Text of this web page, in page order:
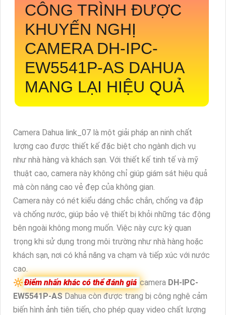
CÔNG TRÌNH ĐƯỢC
KHUYẾN NGHỊ
CAMERA DH-IPC-
EW5541P-AS DAHUA
MANG LẠI HIỆU QUẢ
Camera Dahua link_07 là một giải pháp an ninh chất
lượng cao được thiết kế đặc biệt cho ngành dịch vụ
như nhà hàng và khách sạn. Với thiết kế tinh tế và mỹ
thuật cao, camera này không chỉ giúp giám sát hiệu quả
mà còn nâng cao vẻ đẹp của không gian.
Camera này có nét kiểu dáng chắc chắn, chống va đập
và chống nước, giúp bảo vệ thiết bị khỏi những tác động
bên ngoài không mong muốn. Việc này cực kỳ quan
trọng khi sử dụng trong môi trường như nhà hàng hoặc
khách sạn, nơi có khả năng va chạm và tiếp xúc với nước
cao.
🔆Điểm nhấn khác có thể đánh giá camera DH-IPC-
EW5541P-ASDahua còn được trang bị công nghệ cảm
biến hình ảnh tiên tiến, cho phép quay video chất lượng